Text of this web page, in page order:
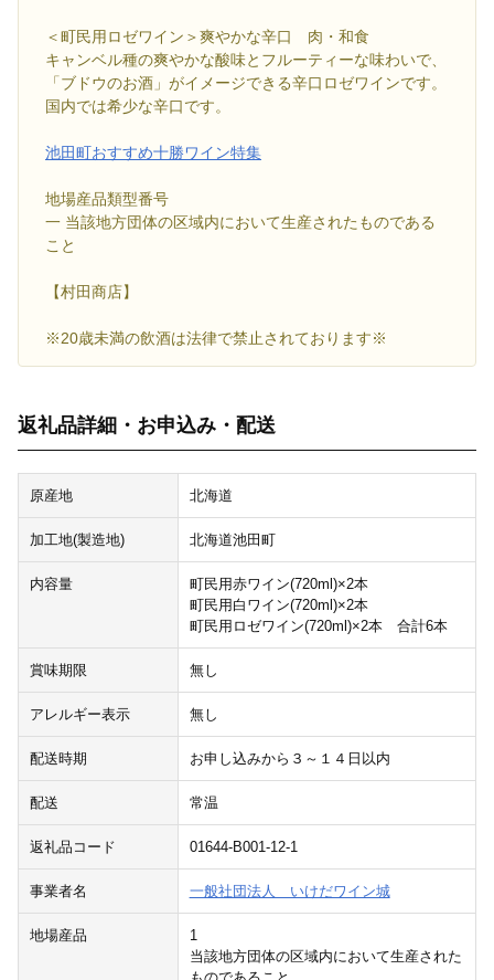
＜町民用ロゼワイン＞爽やかな辛口 肉・和食
キャンベル種の爽やかな酸味とフルーティーな味わいで、
「ブドウのお酒」がイメージできる辛口ロゼワインです。
国内では希少な辛口です。
池田町おすすめ十勝ワイン特集
地場産品類型番号
一 当該地方団体の区域内において生産されたものである
こと
【村田商店】
※20歳未満の飲酒は法律で禁止されております※
返礼品詳細・お申込み・配送
原産地 北海道
加工地(製造地) 北海道池田町
内容量
町民用赤ワイン(720ml)×2本
町民用白ワイン(720ml)×2本
町民用ロゼワイン(720ml)×2本 合計6本
賞味期限 無し
アレルギー表示 無し
配送時期 お申し込みから３～１４日以内
配送 常温
返礼品コード 01644-B001-12-1
事業者名 一般社団法人 いけだワイン城
地場産品
1
当該地方団体の区域内において生産された